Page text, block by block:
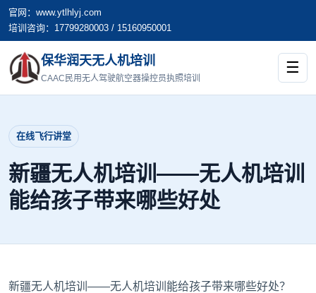
官网：www.ytlhlyj.com
培训咨询：17799280003 / 15160950001
保华润天无人机培训
CAAC民用无人驾驶航空器操控员执照培训
☰
在线飞行讲堂
新疆无人机培训——无人机培训
能给孩子带来哪些好处
新疆无人机培训——无人机培训能给孩子带来哪些好处？